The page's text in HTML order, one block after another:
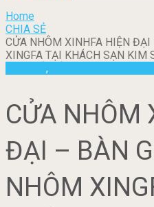
Home
CHIA SẺ
CỬA NHÔM XINHFA HIỆN
XINGFA TẠI KHÁCH SẠN KIM
,
CỬA NHÔM
ĐẠI – BÀN
NHÔM